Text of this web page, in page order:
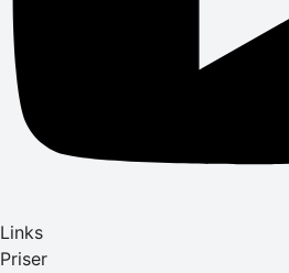
Links
Priser